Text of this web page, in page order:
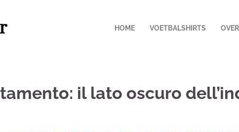
HOME VOETBALSHIRTS
il lato oscuro